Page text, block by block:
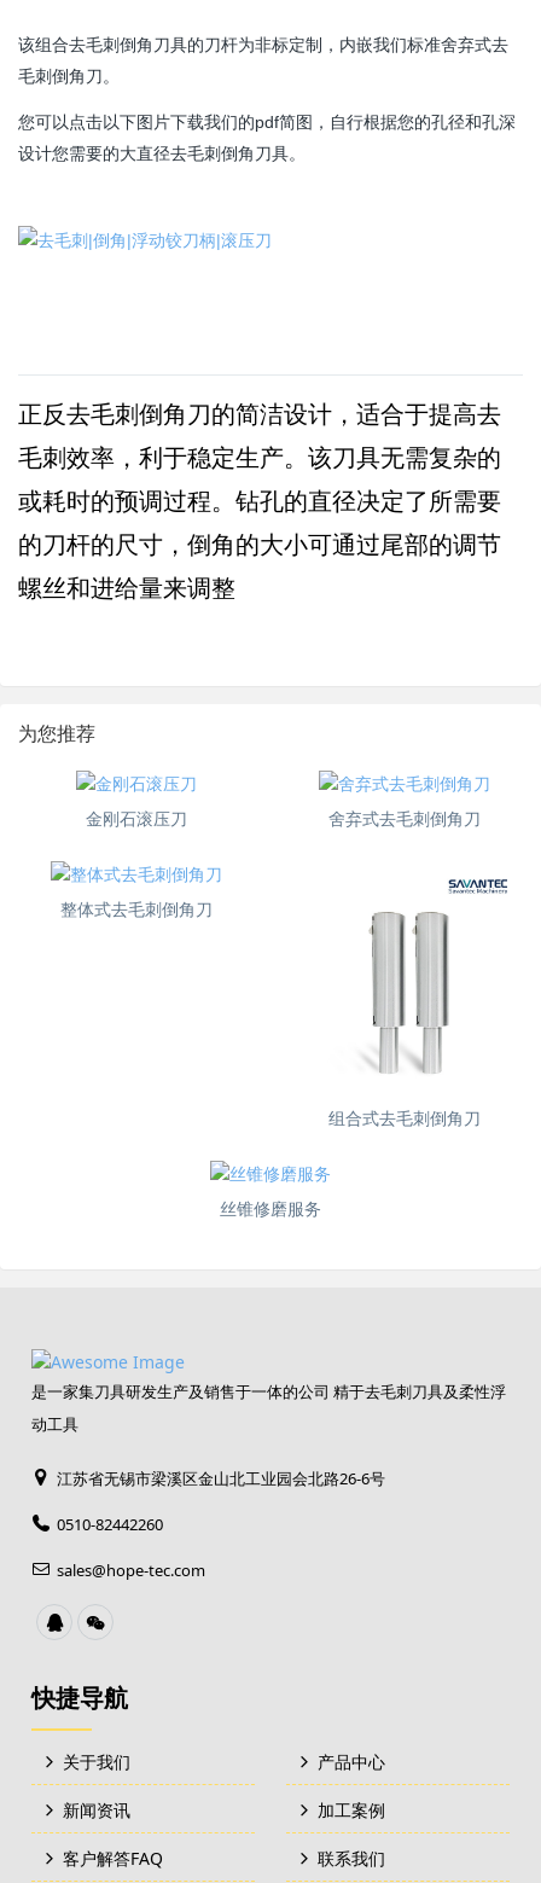
该组合去毛刺倒角刀具的刀杆为非标定制，内嵌我们标准舍弃式去
毛刺倒角刀。
您可以点击以下图片下载我们的pdf简图，自行根据您的孔径和孔深
设计您需要的大直径去毛刺倒角刀具。
正反去毛刺倒角刀的简洁设计，适合于提高去
毛刺效率，利于稳定生产。该刀具无需复杂的
或耗时的预调过程。钻孔的直径决定了所需要
的刀杆的尺寸，倒角的大小可通过尾部的调节
螺丝和进给量来调整
为您推荐
金刚石滚压刀 舍弃式去毛刺倒角刀
整体式去毛刺倒角刀
组合式去毛刺倒角刀
丝锥修磨服务
是一家集刀具研发生产及销售于一体的公司 精于去毛刺刀具及柔性浮
动工具
江苏省无锡市梁溪区金山北工业园会北路26-6号
0510-82442260
sales@hope-tec.com
快捷导航
关于我们 产品中心
新闻资讯 加工案例
客户解答FAQ 联系我们